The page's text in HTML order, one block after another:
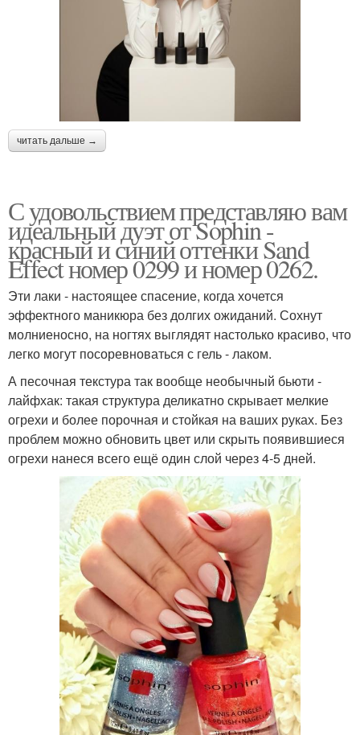
читать дальше →
С удовольствием представляю вам
идеальный дуэт от Sophin -
красный и синий оттенки Sand
Effect номер 0299 и номер 0262.
Эти лаки - настоящее спасение, когда хочется
эффектного маникюра без долгих ожиданий. Сохнут
молниеносно, на ногтях выглядят настолько красиво, что
легко могут посоревноваться с гель - лаком.
А песочная текстура так вообще необычный бьюти -
лайфхак: такая структура деликатно скрывает мелкие
огрехи и более порочная и стойкая на ваших руках. Без
проблем можно обновить цвет или скрыть появившиеся
огрехи нанеся всего ещё один слой через 4-5 дней.